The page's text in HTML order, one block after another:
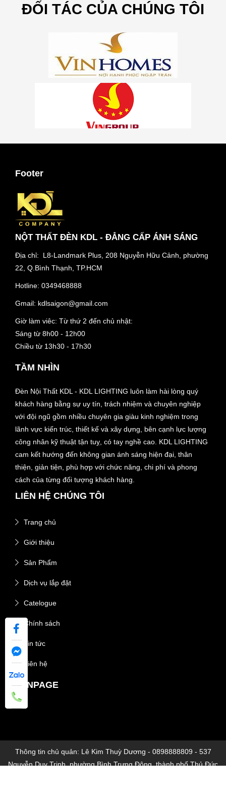
ĐỐI TÁC CỦA CHÚNG TÔI
Footer
NỘT THẤT ĐÈN KDL - ĐẲNG CẤP ÁNH SÁNG
Địa chỉ: L8-Landmark Plus, 208 Nguyễn Hữu Cảnh, phường
22, Q.Bình Thạnh, TP.HCM
Hotline: 0349468888
Gmail: kdlsaigon@gmail.com
Giờ làm viêc: Từ thứ 2 đến chủ nhật:
Sáng từ 8h00 - 12h00
Chiều từ 13h30 - 17h30
TẦM NHÌN
Đèn Nội Thất KDL - KDL LIGHTING luôn làm hài lòng quý
khách hàng bằng sự uy tín, trách nhiệm và chuyên nghiệp
với đội ngũ gồm nhiều chuyên gia giàu kinh nghiệm trong
lãnh vực kiến trúc, thiết kế và xây dựng, bên cạnh lực lượng
công nhân kỹ thuật tận tuỵ, có tay nghề cao. KDL LIGHTING
cam kết hướng đến không gian ánh sáng hiện đại, thân
thiện, giản tiện, phù hợp với chức năng, chi phí và phong
cách của từng đối tượng khách hàng.
LIÊN HỆ CHÚNG TÔI
Trang chủ
Giới thiệu
Sản Phẩm
Dịch vụ lắp đặt
Catelogue
Chính sách
Tin tức
Liên hệ
FANPAGE
Thông tin chủ quản: Lê Kim Thuỳ Dương - 0898888809 - 537
Nguyễn Duy Trinh, phường Bình Trưng Đông, thành phố Thủ Đức